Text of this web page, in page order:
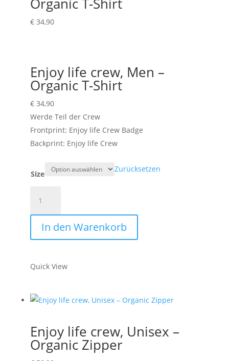
Organic T-Shirt
€34,90
Enjoy life crew, Men –
Organic T-Shirt
€34,90
Werde Teil der Crew
Frontprint: Enjoy life Crew Badge
Backprint: Enjoy life Crew
Size
Zurücksetzen
crew,
Men
T-
Menge
In den Warenkorb
Quick View
Enjoy life crew, Unisex –
Organic Zipper